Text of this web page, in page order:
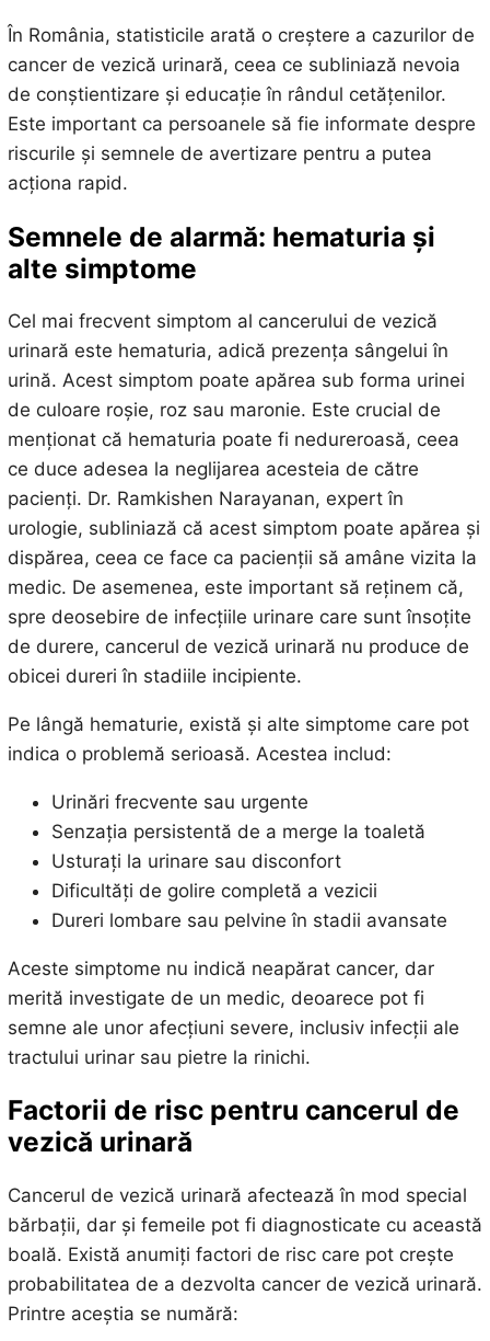
În România, statisticile arată o creștere a cazurilor de
cancer de vezică urinară, ceea ce subliniază nevoia
de conștientizare și educație în rândul cetățenilor.
Este important ca persoanele să fie informate despre
riscurile și semnele de avertizare pentru a putea
acționa rapid.
Semnele de alarmă: hematuria și
alte simptome
Cel mai frecvent simptom al cancerului de vezică
urinară este hematuria, adică prezența sângelui în
urină. Acest simptom poate apărea sub forma urinei
de culoare roșie, roz sau maronie. Este crucial de
menționat că hematuria poate fi nedureroasă, ceea
ce duce adesea la neglijarea acesteia de către
pacienți. Dr. Ramkishen Narayanan, expert în
urologie, subliniază că acest simptom poate apărea și
dispărea, ceea ce face ca pacienții să amâne vizita la
medic. De asemenea, este important să reținem că,
spre deosebire de infecțiile urinare care sunt însoțite
de durere, cancerul de vezică urinară nu produce de
obicei dureri în stadiile incipiente.
Pe lângă hematurie, există și alte simptome care pot
indica o problemă serioasă. Acestea includ:
Urinări frecvente sau urgente
Senzația persistentă de a merge la toaletă
Usturați la urinare sau disconfort
Dificultăți de golire completă a vezicii
Dureri lombare sau pelvine în stadii avansate
Aceste simptome nu indică neapărat cancer, dar
merită investigate de un medic, deoarece pot fi
semne ale unor afecțiuni severe, inclusiv infecții ale
tractului urinar sau pietre la rinichi.
Factorii de risc pentru cancerul de
vezică urinară
Cancerul de vezică urinară afectează în mod special
bărbații, dar și femeile pot fi diagnosticate cu această
boală. Există anumiți factori de risc care pot crește
probabilitatea de a dezvolta cancer de vezică urinară.
Printre aceștia se numără: